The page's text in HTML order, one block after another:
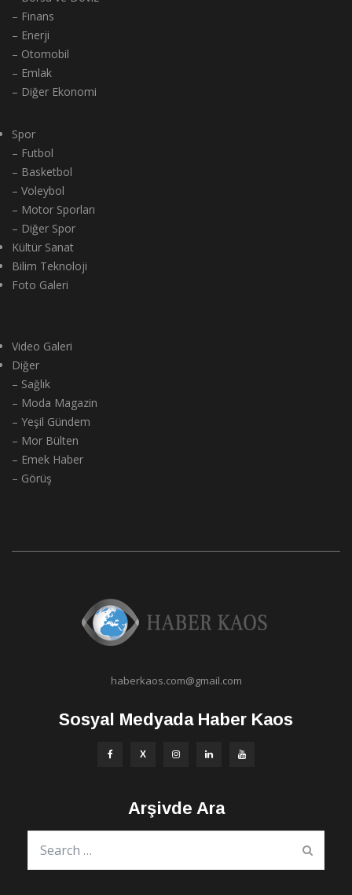
– Finans
– Enerji
– Otomobil
– Emlak
– Diğer Ekonomi
Spor
– Futbol
– Basketbol
– Voleybol
– Motor Sporları
– Diğer Spor
Kültür Sanat
Bilim Teknoloji
Foto Galeri
Video Galeri
Diğer
– Sağlık
– Moda Magazin
– Yeşil Gündem
– Mor Bülten
– Emek Haber
– Görüş
haberkaos.com@gmail.com
Sosyal Medyada Haber Kaos
Arşivde Ara